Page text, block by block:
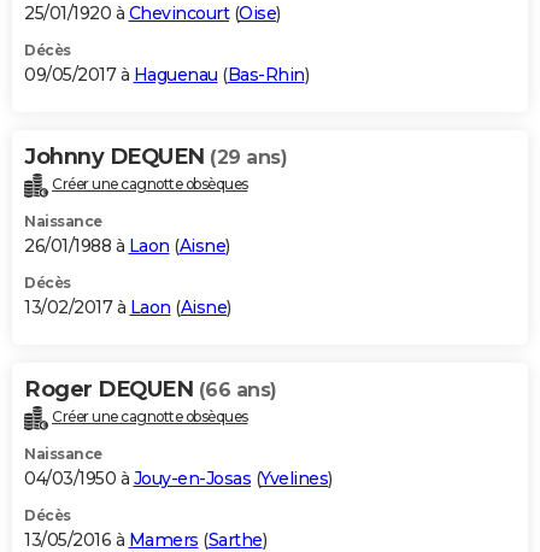
25/01/1920 à Chevincourt(Oise)
Décès
09/05/2017 à Haguenau (Bas-Rhin)
Johnny DEQUEN (29 ans)
Créer une cagnotte obsèques
Naissance
26/01/1988 à Laon (Aisne)
Décès
13/02/2017 à Laon (Aisne)
Roger DEQUEN (66 ans)
Créer une cagnotte obsèques
Naissance
04/03/1950 à Jouy-en-Josas (Yvelines)
Décès
13/05/2016 à Mamers (Sarthe)